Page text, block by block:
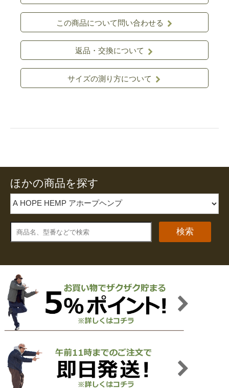
この商品について問い合わせる
返品・交換について
サイズの測り方について
ほかの商品を探す
検索